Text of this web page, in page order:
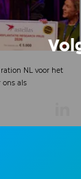
voor het
of